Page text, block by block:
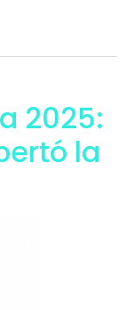
2025:
la